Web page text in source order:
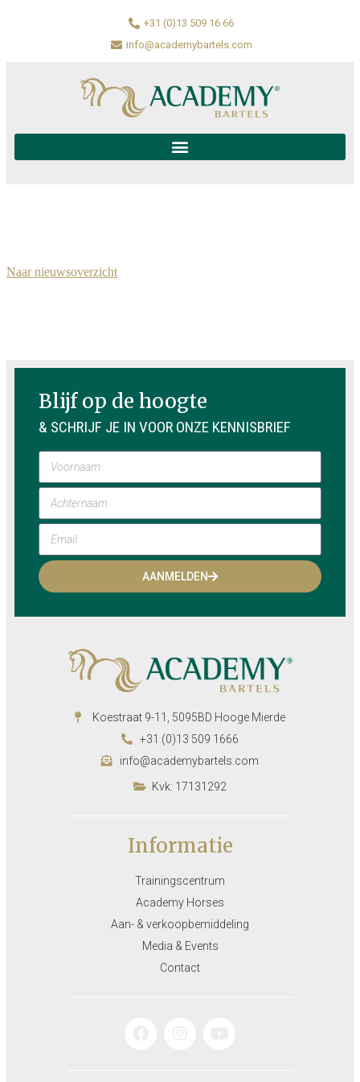
+31 (0)13 509 16 66
info@academybartels.com
Naar nieuwsoverzicht
Blijf op de hoogte
& SCHRIJF JE IN VOOR ONZE KENNISBRIEF
AANMELDEN
Koestraat 9-11, 5095BD Hooge Mierde
+31 (0)13 509 1666
info@academybartels.com
Kvk: 17131292
Informatie
Trainingscentrum
Academy Horses
Aan- & verkoopbemiddeling
Media & Events
Contact